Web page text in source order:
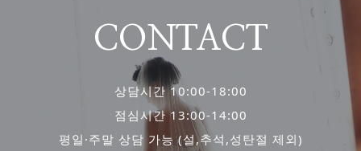
CONTACT
상담시간 10:00-18:00
점심시간 13:00-14:00
평일·주말 상담 가능 (설,추석,성탄절 제외)